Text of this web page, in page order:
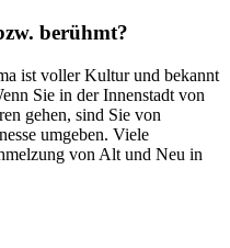
berühmt?
ist voller Kultur und bekannt
Sie in der Innenstadt von
gehen, sind Sie von
umgeben. Viele
von Alt und Neu in